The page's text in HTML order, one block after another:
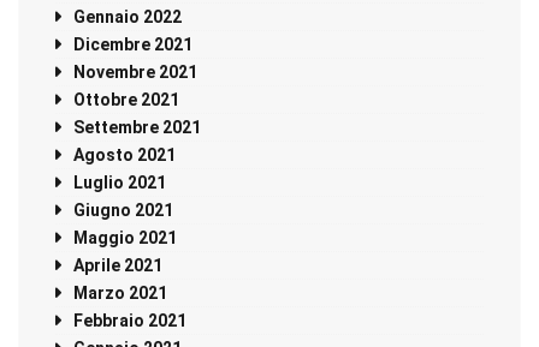
Gennaio 2022
Dicembre 2021
Novembre 2021
Ottobre 2021
Settembre 2021
Agosto 2021
Luglio 2021
Giugno 2021
Maggio 2021
Aprile 2021
Marzo 2021
Febbraio 2021